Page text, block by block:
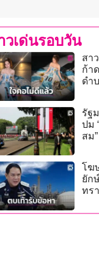
วเด่นรอบวัน
สา
ก้า
ดำ
รัฐ
ปม
โฆ
ยัก
ทร